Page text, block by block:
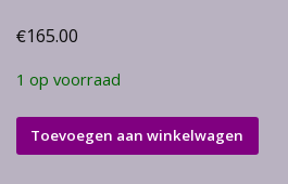
€165.00
1 op voorraad
Amethist
op
Toevoegen aan winkelwagen